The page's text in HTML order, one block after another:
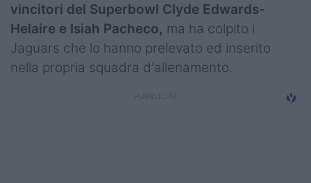
vincitori del Superbowl Clyde Edwards-
Helaire e Isiah Pacheco, ma ha colpito i
Jaguars che lo hanno prelevato ed inserito
nella propria squadra d'allenamento.